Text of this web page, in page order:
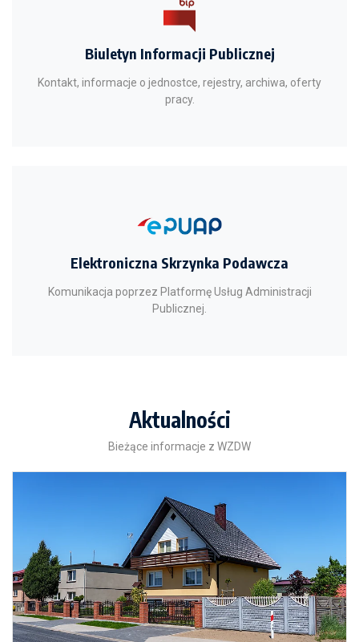
Biuletyn Informacji Publicznej
Kontakt, informacje o jednostce, rejestry, archiwa, oferty
pracy.
Elektroniczna Skrzynka Podawcza
Komunikacja poprzez Platformę Usług Administracji
Publicznej.
Aktualności
Bieżące informacje z WZDW